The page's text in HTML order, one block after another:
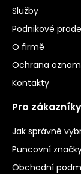
Služby
Podnikové
O firmě
Ochrana
Kontakty
Pro zákazníky
Jak správně
Puncovní
Obchodní